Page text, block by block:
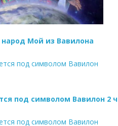
Мой из Вавилона
под символом Вавилон 2 ч